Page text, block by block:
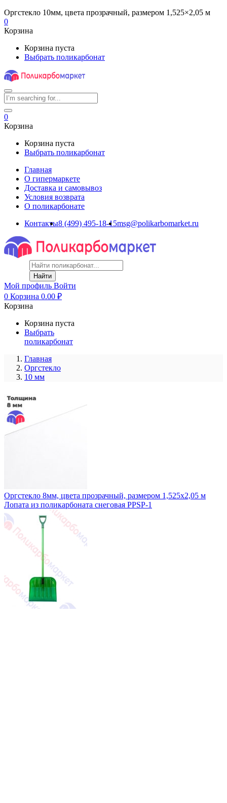
Оргстекло 10мм, цвета прозрачный, размером 1,525×2,05 м
0
Корзина
Корзина пуста
Выбрать поликарбонат
0
Корзина
Корзина пуста
Выбрать поликарбонат
Главная
О гипермаркете
Доставка и самовывоз
Условия возврата
О поликарбонате
Контакты8 (499) 495-18-15msg@polikarbomarket.ru
Найти
Мой профиль Войти
0 Корзина 0.00 ₽
Корзина
Корзина пуста
Выбрать
поликарбонат
Главная
Оргстекло
10 мм
Оргстекло 8мм, цвета прозрачный, размером 1,525x2,05 м
Лопата из поликарбоната снеговая PPSP-1